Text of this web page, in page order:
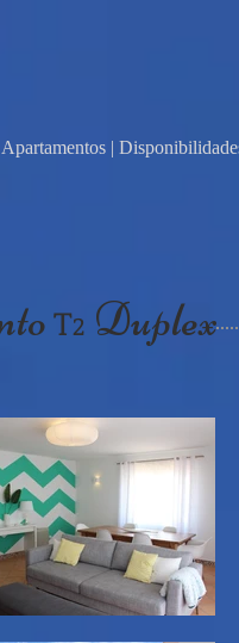
|
T2 Duplex